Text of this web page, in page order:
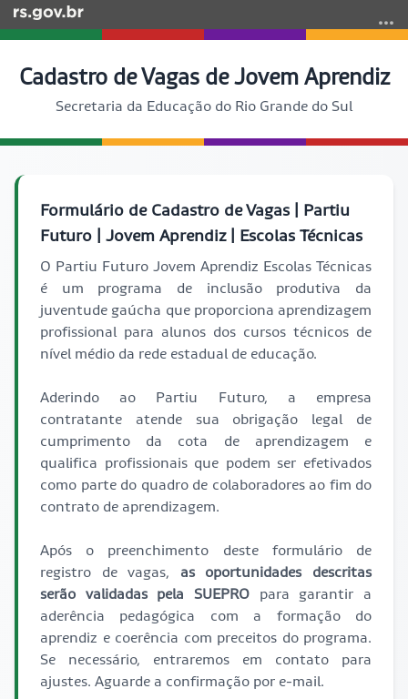
Cadastro de Vagas de Jovem Aprendiz
Secretaria da Educação do Rio Grande do Sul
Formulário de Cadastro de Vagas | Partiu
Futuro | Jovem Aprendiz | Escolas Técnicas
O Partiu Futuro Jovem Aprendiz Escolas Técnicas
é um programa de inclusão produtiva da
juventude gaúcha que proporciona aprendizagem
profissional para alunos dos cursos técnicos de
nível médio da rede estadual de educação.
Aderindo ao Partiu Futuro, a empresa
contratante atende sua obrigação legal de
cumprimento da cota de aprendizagem e
qualifica profissionais que podem ser efetivados
como parte do quadro de colaboradores ao fim do
contrato de aprendizagem.
Após o preenchimento deste formulário de
registro de vagas, as oportunidades descritas
serão validadas pela SUEPRO para garantir a
aderência pedagógica com a formação do
aprendiz e coerência com preceitos do programa.
Se necessário, entraremos em contato para
ajustes. Aguarde a confirmação por e-mail.